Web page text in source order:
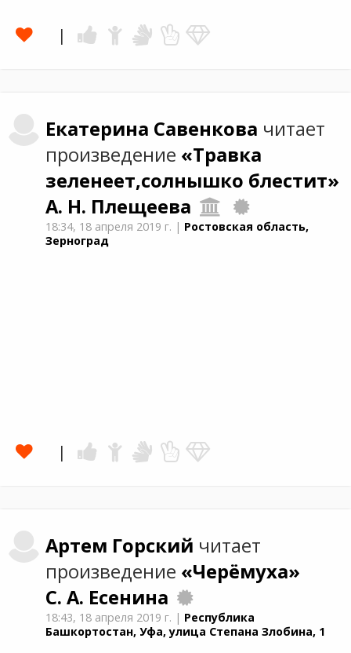
Екатерина Савенкова читает
произведение «Травка
зеленеет,солнышко блестит»
А. Н. Плещеева
18:34, 18 апреля 2019 г. | Ростовская область,
Зерноград
Артем Горский читает
произведение «Черёмуха»
С. А. Есенина
18:43, 18 апреля 2019 г. | Республика
Башкортостан, Уфа, улица Степана Злобина, 1